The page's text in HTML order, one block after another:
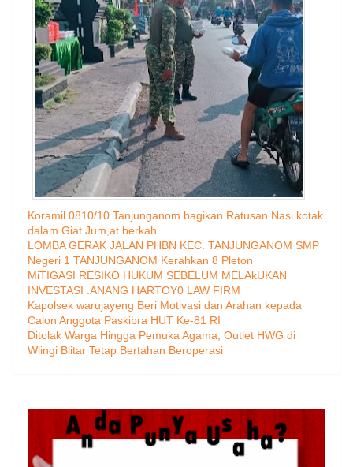
Koramil 0810/10 Tanjunganom bagikan Ratusan Nasi kotak
dalam Giat Jum,at berkah
LOMBA GERAK JALAN PHBN KEC. TANJUNGANOM SMP
Negeri 1 TANJUNGANOM Kerahkan 8 Pleton
MiTIGASI RESIKO HUKUM SEBELUM MELAkUKAN
INVESTASI .ANANG HARTOY0 LAW FIRM
Kapolsek warujayeng Beri Motivasi dan Arahan kepada
Calon Anggota Paskibra HUT Ke-81 RI
Ditolak Warga Hingga Pemuka Agama, Outlet HWG di
Wlingi Blitar Tetap Bertahan Beroperasi